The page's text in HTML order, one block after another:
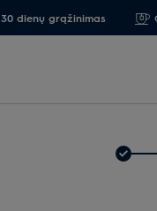
30 dienų grąžinimas